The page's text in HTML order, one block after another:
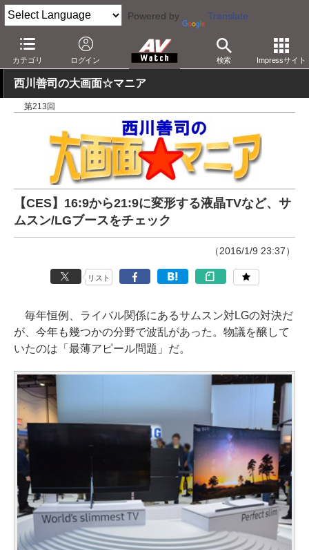
Powered by Translate
カテゴリ ログイン 検索 Impressサイト
AV Watch 製品 テレビ LG
西川善司の大画面☆マニア
第213回
【CES】16:9から21:9に変形する液晶TVなど、サ
ムスン/LGブースをチェック
（2016/1/9 23:37）
リスト
毎年恒例、ライバル関係にあるサムスン対LGの対決だ
が、今年も幾つかの分野で波乱があった。物議を醸して
いたのは「最薄アピール問題」だ。